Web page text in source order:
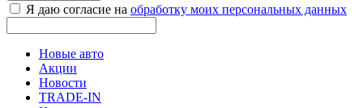
Я даю согласие на обработку моих персональных данных
Новые авто
Акции
Новости
TRADE-IN